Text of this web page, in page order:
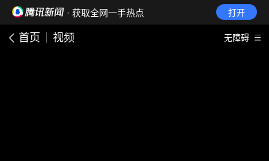
· 获取全网一手热点 打开
首页 视频 无障碍